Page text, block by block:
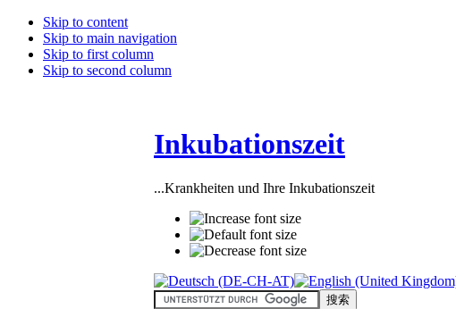
Skip to content
Skip to main navigation
Skip to first column
Skip to second column
Inkubationszeit
...Krankheiten und Ihre Inkubationszeit